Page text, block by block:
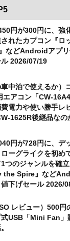
円が300円に、強
れたカプコン『ロ
などAndroidアプ
ル 2026/07/19
車中泊で使えるか）
エアコン「CW-
費電力や使い勝手レ
1625R後継品なの
円が728円に、デ
ーグライクを初め
つのジャンルを確
the Spire』など
下げセール 2026/
レビュー）500円
式USB「Mini Fan」